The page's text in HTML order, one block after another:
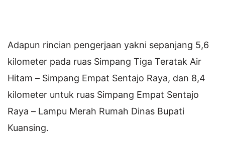
Adapun rincian pengerjaan yakni sepanjang 5,6
kilometer pada ruas Simpang Tiga Teratak Air
Hitam – Simpang Empat Sentajo Raya, dan 8,4
kilometer untuk ruas Simpang Empat Sentajo
Raya – Lampu Merah Rumah Dinas Bupati
Kuansing.